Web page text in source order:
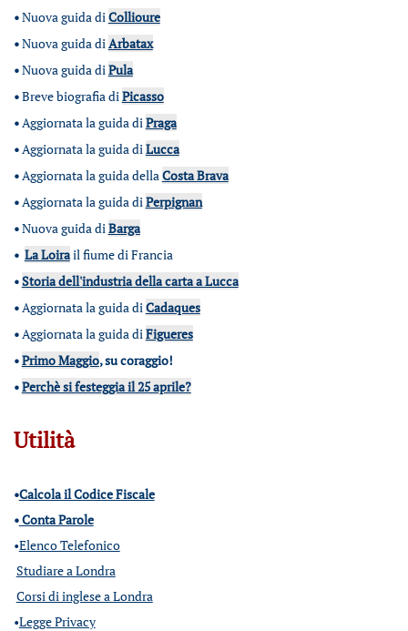
•Nuova guida diCollioure
•Nuova guida diArbatax
•Nuova guida diPula
•Breve biografia diPicasso
•Aggiornata la guida diPraga
•Aggiornata la guida diLucca
•Aggiornata la guida dellaCosta Brava
•Aggiornata la guida diPerpignan
•Nuova guida diBarga
• La Loirail fiume di Francia
•Storia dell'industria della carta a Lucca
•Aggiornata la guida diCadaques
•Aggiornata la guida diFigueres
•Primo Maggio, su coraggio!
•Perchè si festeggia il 25 aprile?
Utilità
•Calcola il Codice Fiscale
•Conta Parole
•Elenco Telefonico
Studiare a Londra
Corsi di inglese a Londra
•Legge Privacy